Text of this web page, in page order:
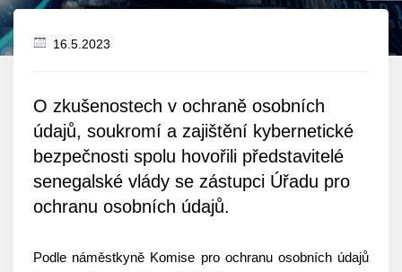
16.5.2023
O zkušenostech v ochraně osobních
údajů, soukromí a zajištění kybernetické
bezpečnosti spolu hovořili představitelé
senegalské vlády se zástupci Úřadu pro
ochranu osobních údajů.
Podle náměstkyně Komise pro ochranu osobních údajů